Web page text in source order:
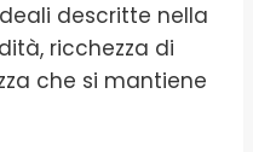
descritte nella
ricchezza di
che si mantiene